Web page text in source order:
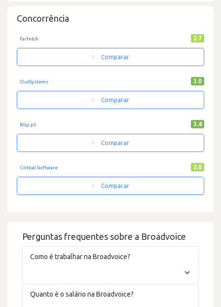
Perguntas frequentes sobre a Broadvoice
Como é trabalhar na Broadvoice?
Quanto é o salário na Broadvoice?
Concorrência
Farfetch 2.7
Comparar
OutSystems 3.0
Comparar
Blip.pt 3.4
Comparar
Critical Software 2.6
Comparar